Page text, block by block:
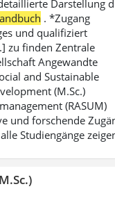
Darstellung
. *Zugang
und qualifiziert
zu finden Zentrale
Angewandte
and Sustainable
(M.Sc.)
(RASUM)
und forschende
Studiengänge